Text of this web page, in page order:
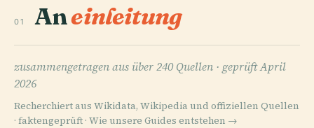
01 Aneinleitung
zusammengetragen aus über 240 Quellen · geprüft April
2026
Recherchiert aus Wikidata, Wikipedia und offiziellen Quellen
· faktengeprüft · Wie unsere Guides entstehen →